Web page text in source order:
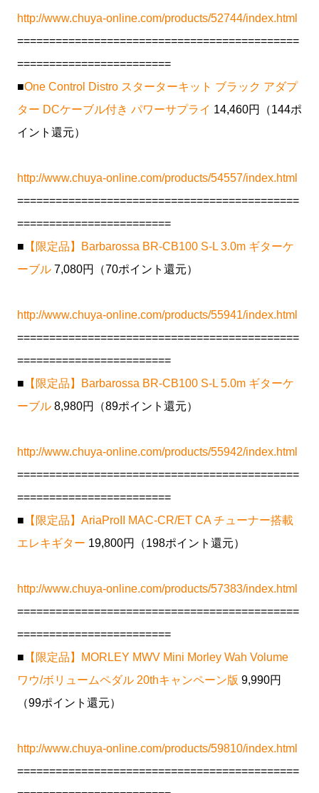
http://www.chuya-online.com/products/52744/index.html
============================================
========================
■One Control Distro スターターキット ブラック アダプ
ター DCケーブル付き パワーサプライ 14,460円（144ポ
イント還元）
http://www.chuya-online.com/products/54557/index.html
============================================
========================
■ 【限定品】Barbarossa BR-CB100 S-L 3.0m ギターケ
ーブル 7,080円（70ポイント還元）
http://www.chuya-online.com/products/55941/index.html
============================================
========================
■ 【限定品】Barbarossa BR-CB100 S-L 5.0m ギターケ
ーブル 8,980円（89ポイント還元）
http://www.chuya-online.com/products/55942/index.html
============================================
========================
■ 【限定品】AriaProII MAC-CR/ET CA チューナー搭載
エレキギター 19,800円（198ポイント還元）
http://www.chuya-online.com/products/57383/index.html
============================================
========================
■ 【限定品】MORLEY MWV Mini Morley Wah Volume
ワウ/ボリュームペダル 20thキャンペーン版 9,990円
（99ポイント還元）
http://www.chuya-online.com/products/59810/index.html
============================================